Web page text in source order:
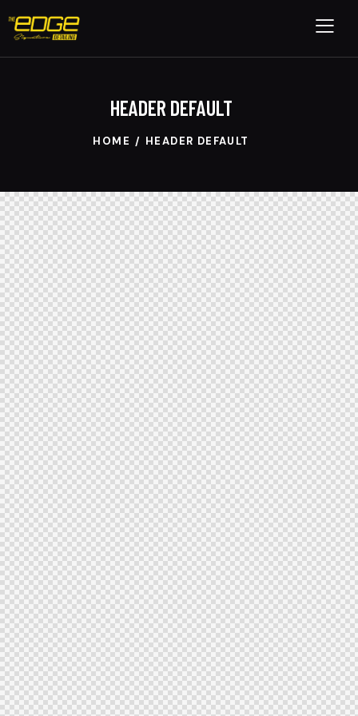
HEADER DEFAULT
HOME HEADER DEFAULT